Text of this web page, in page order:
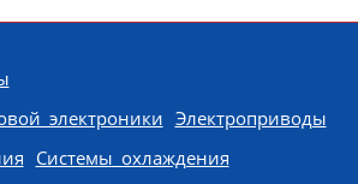
электроники Электроприводы
Системы охлаждения